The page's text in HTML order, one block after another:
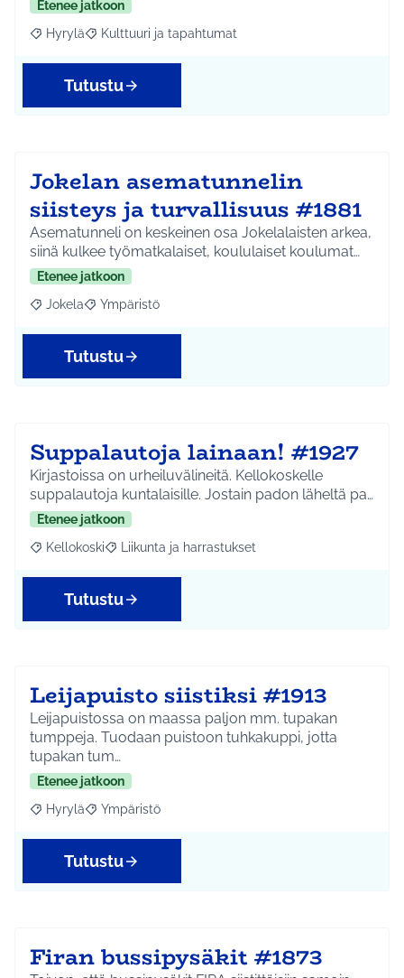
Etenee jatkoon
Rajaa tulokset aihepiirin mukaan: Hyrylä
Hyrylä Rajaa tulokset teeman mukaan: Kulttuuri ja
Kulttuuri ja tapahtumat
Tutustu
Jokelan asematunnelin
siisteys ja turvallisuus #1881
Asematunneli on keskeinen osa Jokelalaisten arkea,
siinä kulkee työmatkalaiset, koululaiset koulumat…
Etenee jatkoon
Rajaa tulokset aihepiirin mukaan: Jokela
Jokela Rajaa tulokset teeman mukaan: Ympäristö
Ympäristö
Tutustu
Suppalautoja lainaan! #1927
Kirjastoissa on urheiluvälineitä. Kellokoskelle
suppalautoja kuntalaisille. Jostain padon läheltä pa…
Etenee jatkoon
Rajaa tulokset aihepiirin mukaan: Kellokoski
Kellokoski Rajaa tulokset teeman mukaan: Liikunta ja
Liikunta ja harrastukset
Tutustu
Leijapuisto siistiksi #1913
Leijapuistossa on maassa paljon mm. tupakan
tumppeja. Tuodaan puistoon tuhkakuppi, jotta
tupakan tum…
Etenee jatkoon
Rajaa tulokset aihepiirin mukaan: Hyrylä
Hyrylä Rajaa tulokset teeman mukaan: Ympäristö
Ympäristö
Tutustu
Firan bussipysäkit #1873